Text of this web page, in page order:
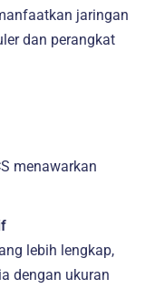
jaringan
dan perangkat
menawarkan
lebih lengkap,
dengan ukuran